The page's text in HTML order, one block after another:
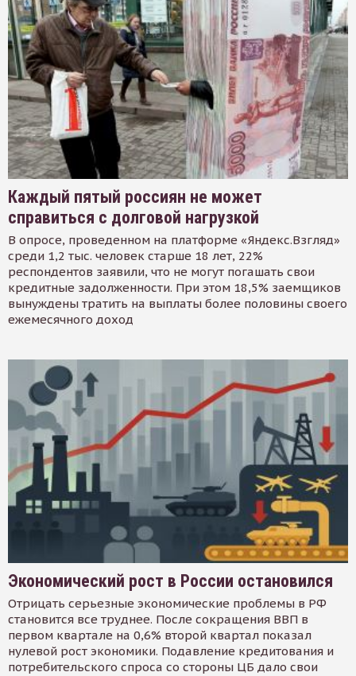
Каждый пятый россиян не может
справиться с долговой нагрузкой
В опросе, проведенном на платформе «Яндекс.Взгляд»
среди 1,2 тыс. человек старше 18 лет, 22%
респондентов заявили, что не могут погашать свои
кредитные задолженности. При этом 18,5% заемщиков
вынуждены тратить на выплаты более половины своего
ежемесячного доход
Экономический рост в России остановился
Отрицать серьезные экономические проблемы в РФ
становится все труднее. После сокращения ВВП в
первом квартале на 0,6% второй квартал показал
нулевой рост экономики. Подавление кредитования и
потребительского спроса со стороны ЦБ дало свои